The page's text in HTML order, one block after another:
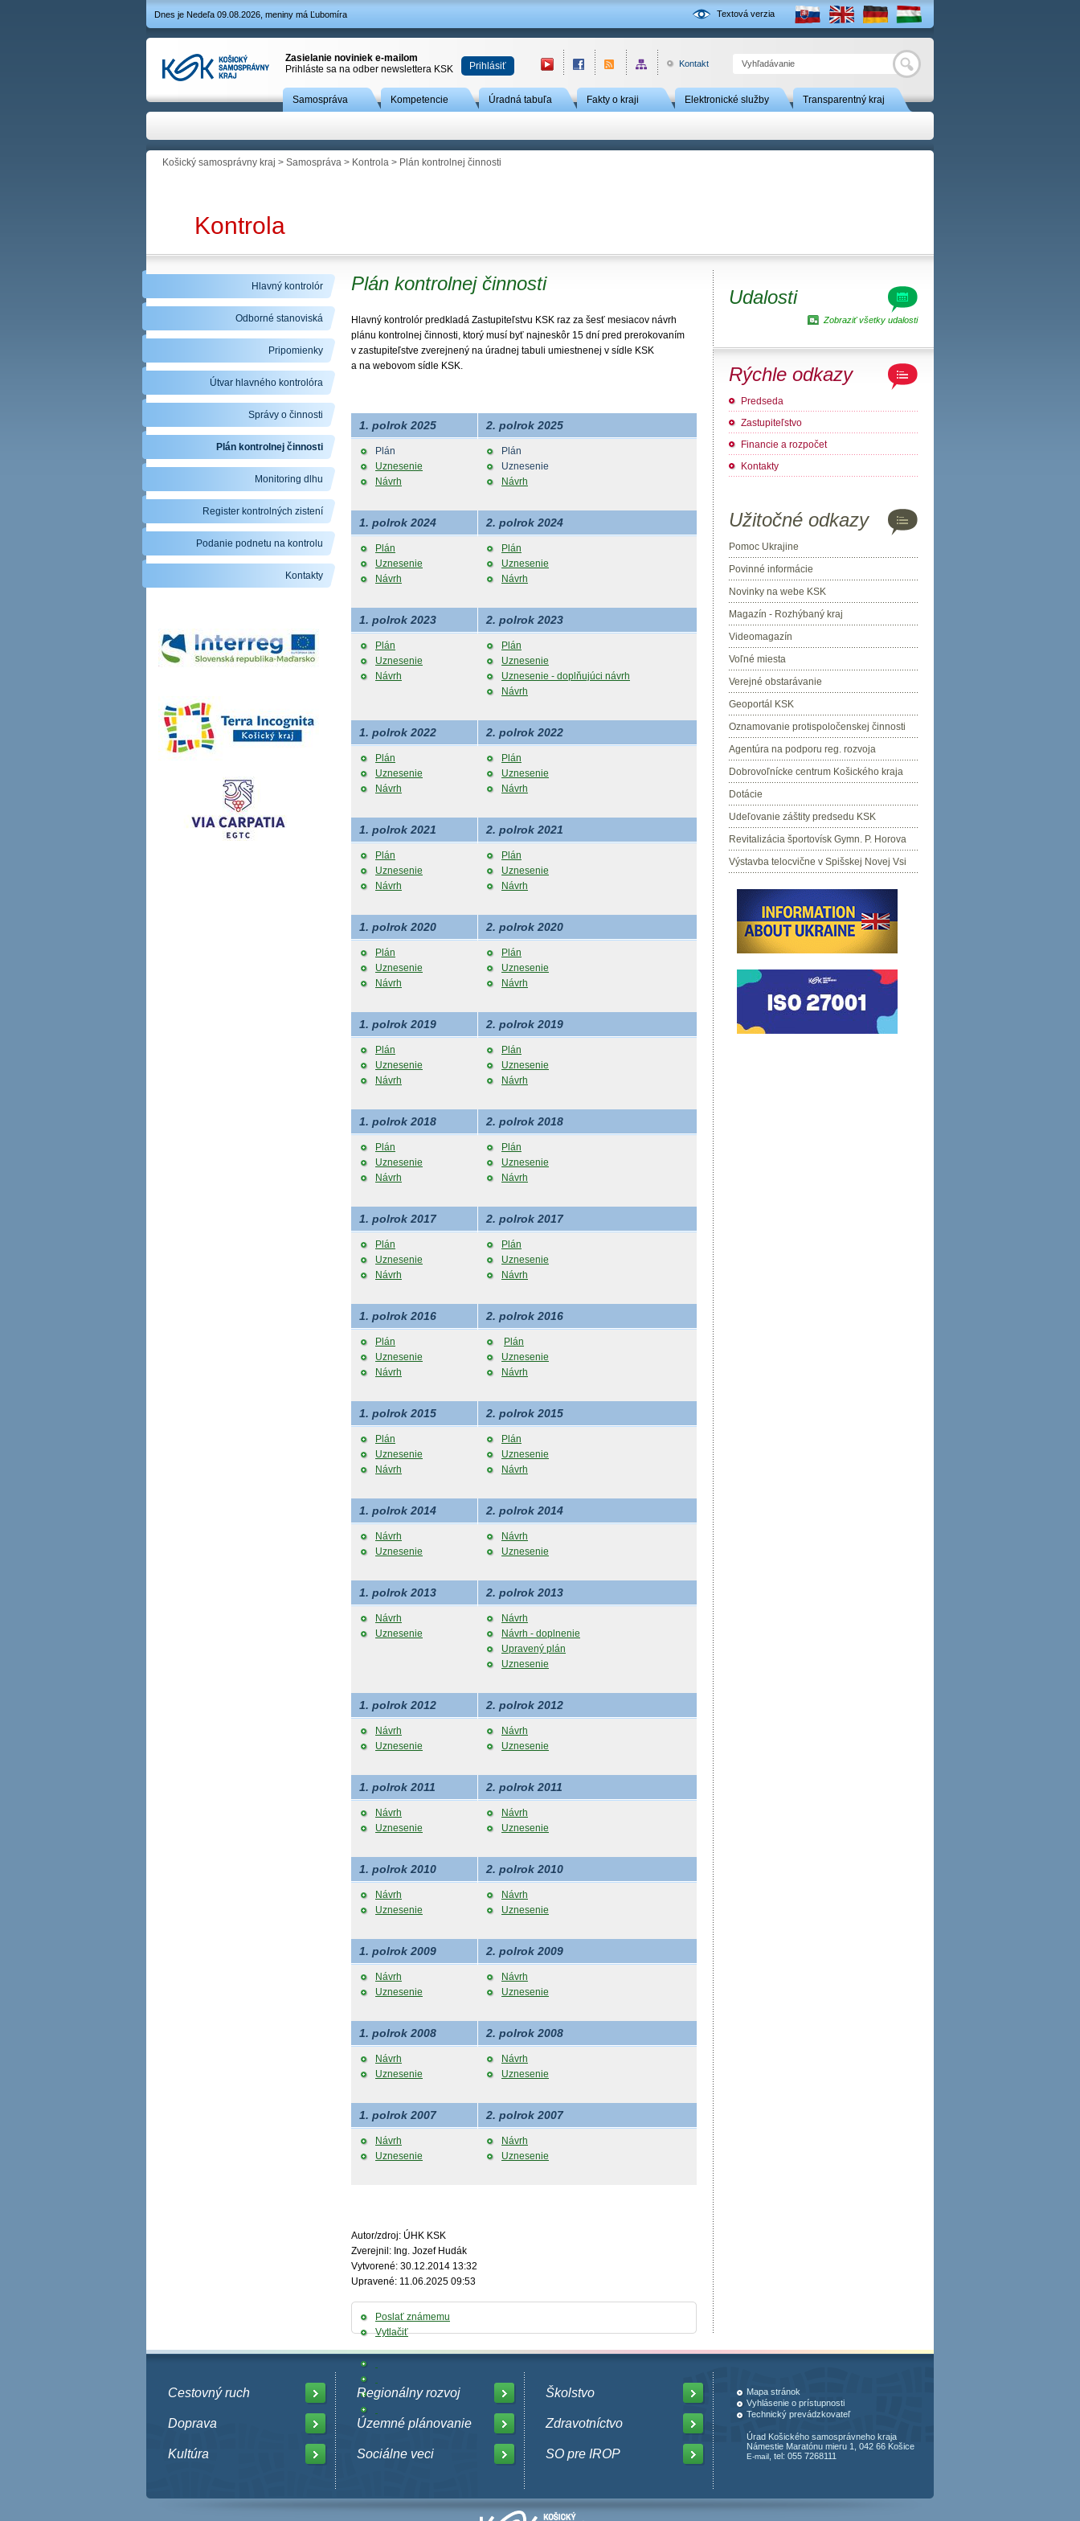
Textová verzia
Dnes je Nedeľa 09.08.2026, meniny má Ľubomíra
Hľadať
Zasielanie noviniek e-mailom
Prihláste sa na odber newslettera KSK
Prihlásiť Kontakt
Samospráva Kompetencie Úradná tabuľa Fakty o kraji Elektronické služby Transparentný kraj
Košický samosprávny kraj > Samospráva > Kontrola > Plán kontrolnej činnosti
Kontrola
Plán kontrolnej činnosti
Hlavný kontrolór predkladá Zastupiteľstvu KSK raz za šesť mesiacov návrh
plánu kontrolnej činnosti, ktorý musí byť najneskôr 15 dní pred prerokovaním
v zastupiteľstve zverejnený na úradnej tabuli umiestnenej v sídle KSK
a na webovom sídle KSK.
1. polrok 2025 2. polrok 2025
Plán
Uznesenie
Návrh
Plán
Uznesenie
Návrh
1. polrok 2024 2. polrok 2024
Plán
Uznesenie
Návrh
Plán
Uznesenie
Návrh
1. polrok 2023 2. polrok 2023
Plán
Uznesenie
Návrh
Plán
Uznesenie
Uznesenie - doplňujúci návrh
Návrh
1. polrok 2022 2. polrok 2022
Plán
Uznesenie
Návrh
Plán
Uznesenie
Návrh
1. polrok 2021 2. polrok 2021
Plán
Uznesenie
Návrh
Plán
Uznesenie
Návrh
1. polrok 2020 2. polrok 2020
Plán
Uznesenie
Návrh
Plán
Uznesenie
Návrh
1. polrok 2019 2. polrok 2019
Plán
Uznesenie
Návrh
Plán
Uznesenie
Návrh
1. polrok 2018 2. polrok 2018
Plán
Uznesenie
Návrh
Plán
Uznesenie
Návrh
1. polrok 2017 2. polrok 2017
Plán
Uznesenie
Návrh
Plán
Uznesenie
Návrh
1. polrok 2016 2. polrok 2016
Plán
Uznesenie
Návrh
Plán
Uznesenie
Návrh
1. polrok 2015 2. polrok 2015
Plán
Uznesenie
Návrh
Plán
Uznesenie
Návrh
1. polrok 2014 2. polrok 2014
Návrh
Uznesenie
Návrh
Uznesenie
1. polrok 2013 2. polrok 2013
Návrh
Uznesenie
Návrh
Návrh - doplnenie
Upravený plán
Uznesenie
1. polrok 2012 2. polrok 2012
Návrh
Uznesenie
Návrh
Uznesenie
1. polrok 2011 2. polrok 2011
Návrh
Uznesenie
Návrh
Uznesenie
1. polrok 2010 2. polrok 2010
Návrh
Uznesenie
Návrh
Uznesenie
1. polrok 2009 2. polrok 2009
Návrh
Uznesenie
Návrh
Uznesenie
1. polrok 2008 2. polrok 2008
Návrh
Uznesenie
Návrh
Uznesenie
1. polrok 2007 2. polrok 2007
Návrh
Uznesenie
Návrh
Uznesenie
Autor/zdroj: ÚHK KSK
Zverejnil: Ing. Jozef Hudák
Vytvorené: 30.12.2014 13:32
Upravené: 11.06.2025 09:53
Poslať známemu
Vytlačiť
Hlavný kontrolór
Odborné stanoviská
Pripomienky
Útvar hlavného kontrolóra
Správy o činnosti
Plán kontrolnej činnosti
Monitoring dlhu
Register kontrolných zistení
Podanie podnetu na kontrolu
Kontakty
Udalosti
Zobraziť všetky udalosti
Rýchle odkazy
Predseda
Zastupiteľstvo
Financie a rozpočet
Kontakty
Užitočné odkazy
Pomoc Ukrajine
Povinné informácie
Novinky na webe KSK
Magazín - Rozhýbaný kraj
Videomagazín
Voľné miesta
Verejné obstarávanie
Geoportál KSK
Oznamovanie protispoločenskej činnosti
Agentúra na podporu reg. rozvoja
Dobrovoľnícke centrum Košického kraja
Dotácie
Udeľovanie záštity predsedu KSK
Revitalizácia športovísk Gymn. P. Horova
Výstavba telocvične v Spišskej Novej Vsi
Cestovný ruch
Doprava
Kultúra
Regionálny rozvoj
Územné plánovanie
Sociálne veci
Školstvo
Zdravotníctvo
SO pre IROP
Mapa stránok
Vyhlásenie o prístupnosti
Technický prevádzkovateľ
Úrad Košického samosprávneho kraja
Námestie Maratónu mieru 1, 042 66 Košice
E-mail , tel: 055 7268111